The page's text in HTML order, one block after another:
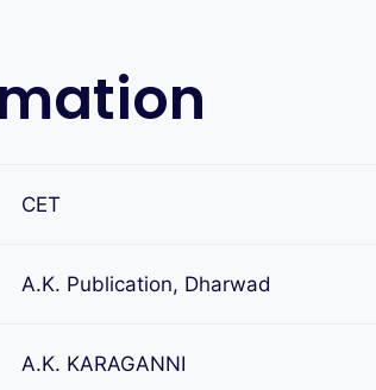
CET
A.K. Publication, Dharwad
A.K. KARAGANNI